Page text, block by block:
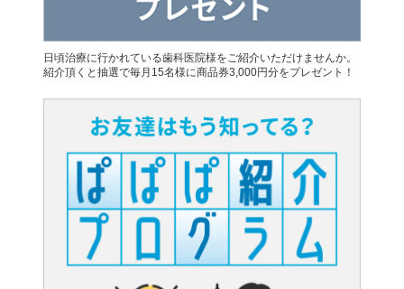
日頃治療に行かれている歯科医院様をご紹介いただけませんか。
紹介頂くと抽選で毎月15名様に商品券3,000円分をプレゼント！